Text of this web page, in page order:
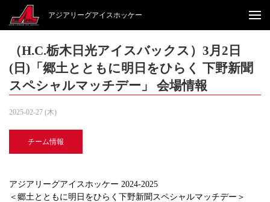
アジアリーグアイスホッケー
（H.C.栃木日光アイスバックス）3月2日
(日)「郷土とともに明日をひらく 下野新聞
スペシャルマッチデー」 会場情報
2025-02-27 (木)
チーム情報
アジアリーグアイスホッケー 2024-2025
＜郷土とともに明日をひらく下野新聞スペシャルマッチデー＞